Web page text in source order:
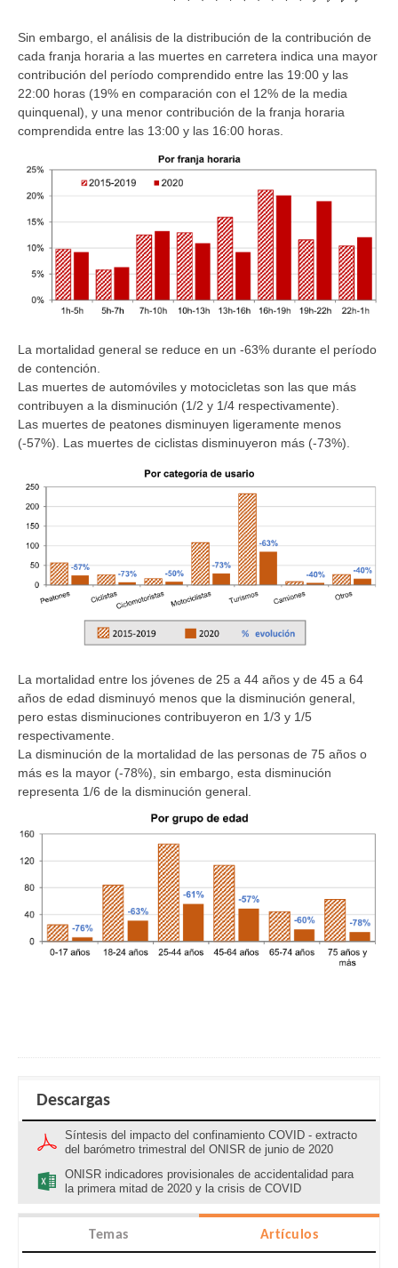
Sin embargo, el análisis de la distribución de la contribución de
cada franja horaria a las muertes en carretera indica una mayor
contribución del período comprendido entre las 19:00 y las
22:00 horas (19% en comparación con el 12% de la media
quinquenal), y una menor contribución de la franja horaria
comprendida entre las 13:00 y las 16:00 horas.
La mortalidad general se reduce en un -63% durante el período
de contención.
Las muertes de automóviles y motocicletas son las que más
contribuyen a la disminución (1/2 y 1/4 respectivamente).
Las muertes de peatones disminuyen ligeramente menos
(-57%). Las muertes de ciclistas disminuyeron más (-73%).
La mortalidad entre los jóvenes de 25 a 44 años y de 45 a 64
años de edad disminuyó menos que la disminución general,
pero estas disminuciones contribuyeron en 1/3 y 1/5
respectivamente.
La disminución de la mortalidad de las personas de 75 años o
más es la mayor (-78%), sin embargo, esta disminución
representa 1/6 de la disminución general.
Descargas
Síntesis del impacto del confinamiento COVID - extracto
del barómetro trimestral del ONISR de junio de 2020
ONISR indicadores provisionales de accidentalidad para
la primera mitad de 2020 y la crisis de COVID
Temas Artículos